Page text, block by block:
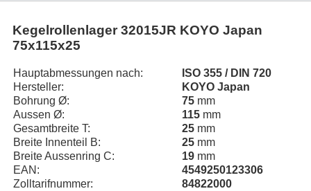
Kegelrollenlager 32015JR KOYO Japan
75x115x25
Hauptabmessungen nach:
ISO 355 / DIN 720
Hersteller:
KOYO Japan
Bohrung Ø:
75 mm
Aussen Ø:
115 mm
Gesamtbreite T:
25 mm
Breite Innenteil B:
25 mm
Breite Aussenring C:
19 mm
EAN:
4549250123306
Zolltarifnummer:
84822000